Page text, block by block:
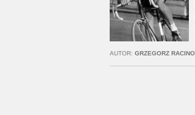
AUTOR: GRZEGORZ